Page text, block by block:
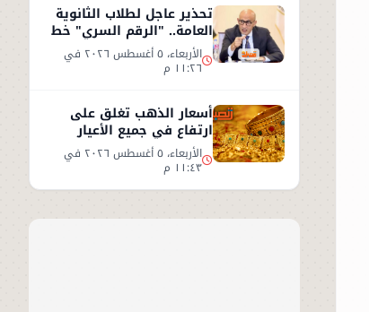
تحذير عاجل لطلاب الثانوية
العامة.. "الرقم السري" خط
أحمر الأربعاء، ٥ أغسطس ٢٠٢٦ في
١١:٢٦ م
أسعار الذهب تغلق على
ارتفاع في جميع الأعيار
الأربعاء، ٥ أغسطس ٢٠٢٦ في
١١:٤٣ م